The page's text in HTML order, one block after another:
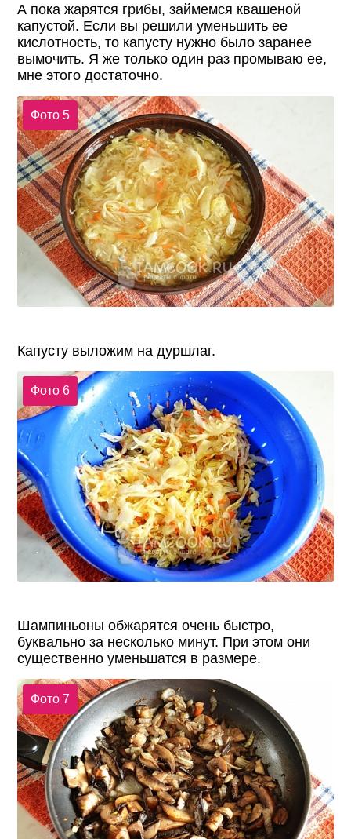
А пока жарятся грибы, займемся квашеной
капустой. Если вы решили уменьшить ее
кислотность, то капусту нужно было заранее
вымочить. Я же только один раз промываю ее,
мне этого достаточно.
Фото 5
Капусту выложим на дуршлаг.
Фото 6
Шампиньоны обжарятся очень быстро,
буквально за несколько минут. При этом они
существенно уменьшатся в размере.
Фото 7